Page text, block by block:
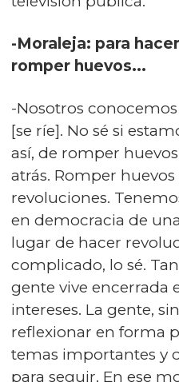
-Moraleja: para
romper huevos...
-Nosotros
[se ríe]. No sé si
así, de romper
atrás. Romper
revoluciones.
en democracia de
lugar de hacer
complicado, lo sé.
gente vive encerrada
intereses. La gente,
reflexionar en forma
temas importantes y
para seguir. En ese